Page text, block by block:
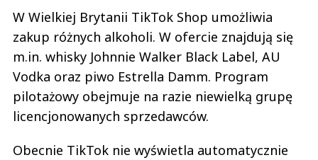
W Wielkiej Brytanii TikTok Shop umożliwia
zakup różnych alkoholi. W ofercie znajdują się
m.in. whisky Johnnie Walker Black Label, AU
Vodka oraz piwo Estrella Damm. Program
pilotażowy obejmuje na razie niewielką grupę
licencjonowanych sprzedawców.
Obecnie TikTok nie wyświetla automatycznie